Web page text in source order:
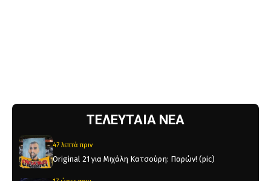
ΤΕΛΕΥΤΑΙΑ ΝΕΑ
47 λεπτά πριν
Original 21 για Μιχάλη Κατσούρη: Παρών! (pic)